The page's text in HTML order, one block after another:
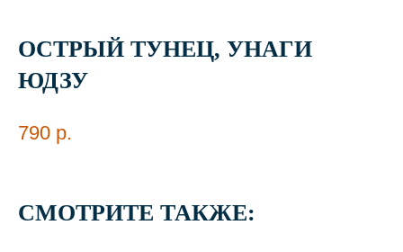
ОСТРЫЙ ТУНЕЦ, УНАГИ
ЮДЗУ
790 р.
СМОТРИТЕ ТАКЖЕ: